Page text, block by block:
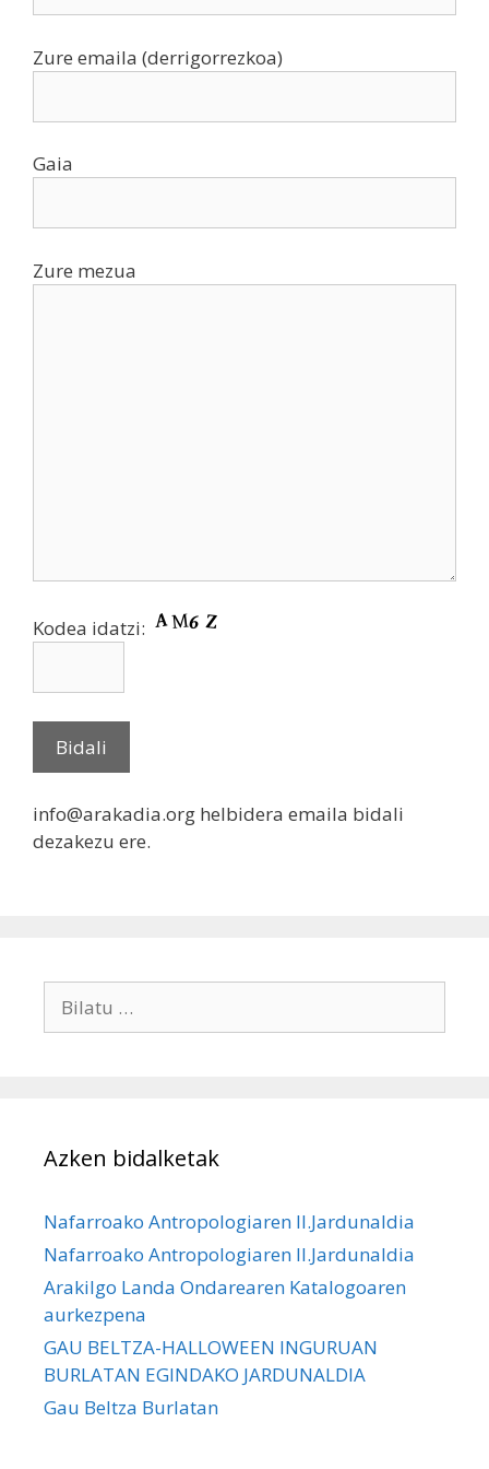
Zure emaila (derrigorrezkoa)
Gaia
Zure mezua
Kodea idatzi:
info@arakadia.org helbidera emaila bidali
dezakezu ere.
Azken bidalketak
Nafarroako Antropologiaren II.Jardunaldia
Nafarroako Antropologiaren II.Jardunaldia
Arakilgo Landa Ondarearen Katalogoaren
aurkezpena
GAU BELTZA-HALLOWEEN INGURUAN
BURLATAN EGINDAKO JARDUNALDIA
Gau Beltza Burlatan